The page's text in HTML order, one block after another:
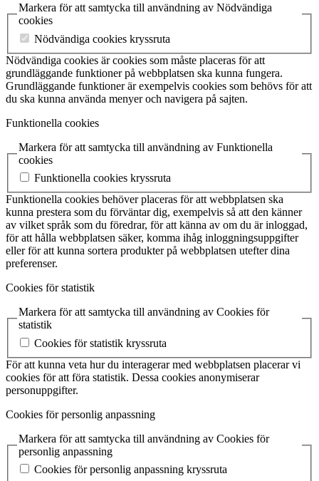
Markera för att samtycka till användning av Nödvändiga
cookies
Nödvändiga cookies kryssruta
Nödvändiga cookies är cookies som måste placeras för att
grundläggande funktioner på webbplatsen ska kunna fungera.
Grundläggande funktioner är exempelvis cookies som behövs för att
du ska kunna använda menyer och navigera på sajten.
Funktionella cookies
Markera för att samtycka till användning av Funktionella
cookies
Funktionella cookies kryssruta
Funktionella cookies behöver placeras för att webbplatsen ska
kunna prestera som du förväntar dig, exempelvis så att den känner
av vilket språk som du föredrar, för att känna av om du är inloggad,
för att hålla webbplatsen säker, komma ihåg inloggningsuppgifter
eller för att kunna sortera produkter på webbplatsen utefter dina
preferenser.
Cookies för statistik
Markera för att samtycka till användning av Cookies för
statistik
Cookies för statistik kryssruta
För att kunna veta hur du interagerar med webbplatsen placerar vi
cookies för att föra statistik. Dessa cookies anonymiserar
personuppgifter.
Cookies för personlig anpassning
Markera för att samtycka till användning av Cookies för
personlig anpassning
Cookies för personlig anpassning kryssruta